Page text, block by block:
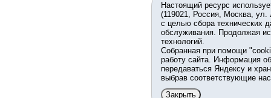
Настоящий ресурс
(119021, Россия, Москва,
с целью сбора технических
обслуживания. Продолжая
технологий.
Собранная при помощи
работу сайта. Информация
передаваться Яндексу и
выбрав соответствующие
Закрыть